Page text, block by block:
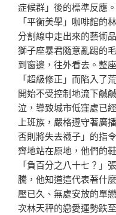
症候群」後的標準反應
「平衡美學」咖啡館的
分割線中走出來的藝術
獅子座暴君隨意亂踢的
到窗邊，往外看去。整
「超級修正」而陷入了
開始不受控制地流下鹹
泣，導致城市低窪處已
上班族，嚴格遵守著廣
否則將失去襪子」的指
齊地站在原地，他們的
「負百分之八十七？」
騰，他知道這代表著什
壓已久、無處安放的單
次林天秤的戀愛運勢跌